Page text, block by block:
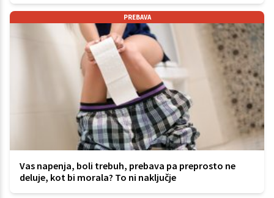
PREBAVA
Vas napenja, boli trebuh, prebava pa preprosto ne
deluje, kot bi morala? To ni naključje